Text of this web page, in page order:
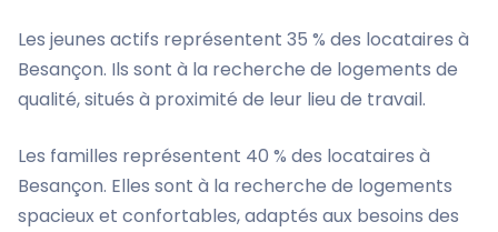
Les jeunes actifs représentent 35 % des locataires à
Besançon. Ils sont à la recherche de logements de
qualité, situés à proximité de leur lieu de travail.
Les familles représentent 40 % des locataires à
Besançon. Elles sont à la recherche de logements
spacieux et confortables, adaptés aux besoins des